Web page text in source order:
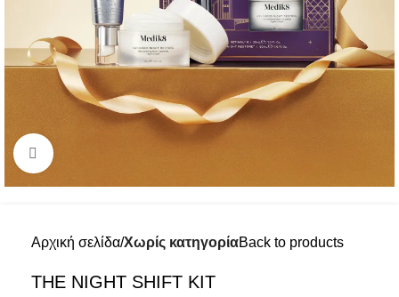
Click to enlarge
Αρχική σελίδα Χωρίς κατηγορίαBack to products
THE NIGHT SHIFT KIT